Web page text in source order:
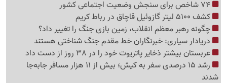
کشف 5100 لیتر گازوئیل قاچاق در رباط کریم
چگونه رهبر معظم انقلاب، زمین بازی جنگ را تغییر داد؟
دریادار سیاری: خبرنگاران خط مقدم جنگ شناختی هستند
عربستان بیشتر ذخایر پاتریوت خود را در 38 روز از دست داد
رشد 15 درصدی سفر به کیش؛ بیش از 11 هزار مسافر جابه‌جا
شدند